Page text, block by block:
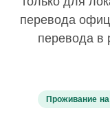
перевода
перевода в
Проживание